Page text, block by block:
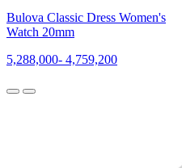
Bulova Classic Dress Women's
Watch 20mm
5,288,000- 4,759,200